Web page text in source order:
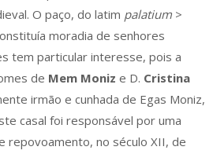
O paço, do latim palatium >
moradia de senhores
tem particular interesse, pois a
de Mem Moniz e D. Cristina
irmão e cunhada de Egas Moniz,
casal foi responsável por uma
repovoamento, no século XII, de